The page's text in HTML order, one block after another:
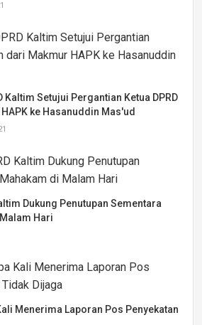
Kaltim Setujui Pergantian Ketua DPRD
ke Hasanuddin Mas'ud
Dukung Penutupan Sementara
Hari
Menerima Laporan Pos Penyekatan